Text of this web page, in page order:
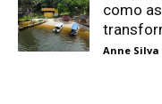
como
Anne Silva